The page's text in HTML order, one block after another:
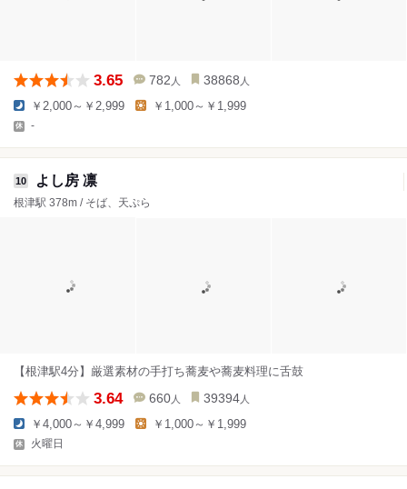
3.65 782 人 38868 人
￥2,000～￥2,999 ￥1,000～￥1,999
-
10 よし房 凛
根津駅 378m / そば、天ぷら
【根津駅4分】厳選素材の手打ち蕎麦や蕎麦料理に舌鼓
3.64 660 人 39394 人
￥4,000～￥4,999 ￥1,000～￥1,999
火曜日